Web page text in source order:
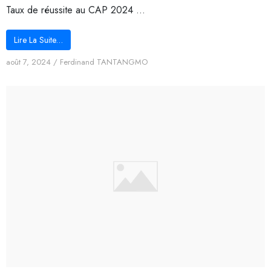
Taux de réussite au CAP 2024 ...
Lire La Suite…
août 7, 2024 / Ferdinand TANTANGMO